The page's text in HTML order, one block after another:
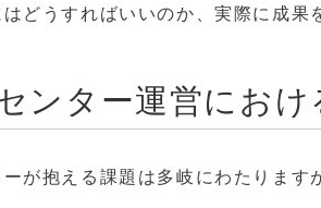
どうすればいいのか、実際に成果
ンター運営におけ
が抱える課題は多岐にわたります